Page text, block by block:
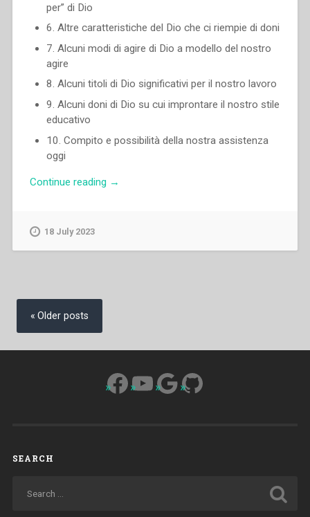
per” di Dio
6. Altre caratteristiche del Dio che ci riempie di doni
7. Alcuni modi di agire di Dio a modello del nostro
agire
8. Alcuni titoli di Dio significativi per il nostro lavoro
9. Alcuni doni di Dio su cui improntare il nostro stile
educativo
10. Compito e possibilità della nostra assistenza
oggi
Continue reading “Otto
→
18 July 2023
Posts
navigation
Older posts
Facebook
YouTube
Google
GitHub
SEARCH